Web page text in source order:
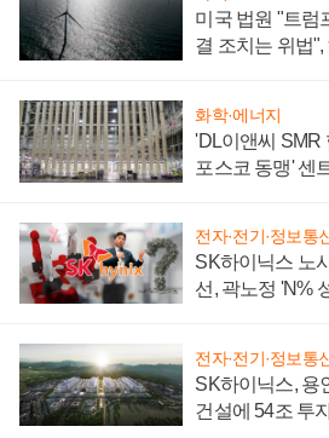
미국 법원 "트럼
결 조치는 위법",
화학·에너지
'DL이앤씨 SMR
포스코 동맹' 센
전자·전기·정보통
SK하이닉스 노
선, 곽노정 'N%
전자·전기·정보통
SK하이닉스, 용
건설에 54조 투